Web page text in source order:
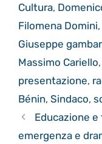
Cultura,
Filomena Domini,
Giuseppe
Massimo Cariello,
presentazione,
Bénin, Sindaco,
Educazione
emergenza e